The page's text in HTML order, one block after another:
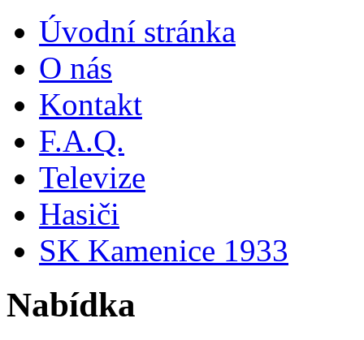
Úvodní stránka
O nás
Kontakt
F.A.Q.
Televize
Hasiči
SK Kamenice 1933
Nabídka